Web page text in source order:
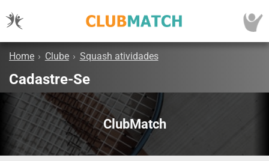
Home › Clube › Squash atividades
Cadastre-Se
ClubMatch